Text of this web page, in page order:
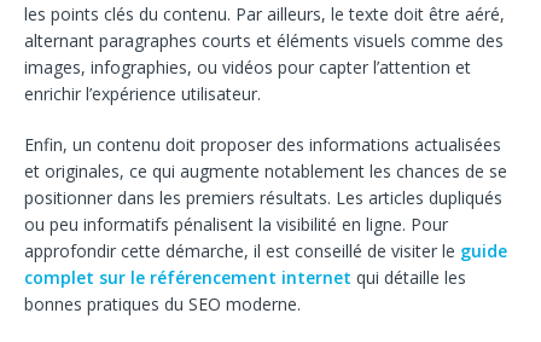
les points clés du contenu. Par ailleurs, le texte doit être aéré,
alternant paragraphes courts et éléments visuels comme des
images, infographies, ou vidéos pour capter l’attention et
enrichir l’expérience utilisateur.
Enfin, un contenu doit proposer des informations actualisées
et originales, ce qui augmente notablement les chances de se
positionner dans les premiers résultats. Les articles dupliqués
ou peu informatifs pénalisent la visibilité en ligne. Pour
approfondir cette démarche, il est conseillé de visiter le guide
complet sur le référencement internet qui détaille les
bonnes pratiques du SEO moderne.